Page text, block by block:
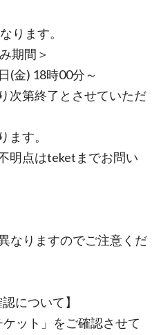
ります。
期間＞
(金) 18時00分～
次第終了とさせていただ
す。
明点はteketまでお問い
なりますのでご注意くだ
について】
ット」をご確認させて